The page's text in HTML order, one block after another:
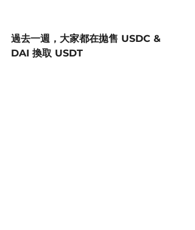
過去一週，大家都在拋售 USDC &
DAI 換取 USDT